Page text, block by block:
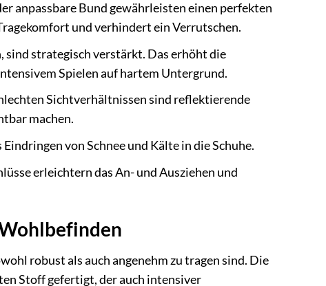
anpassbare Bund gewährleisten einen perfekten
und verhindert ein Verrutschen.
sind strategisch verstärkt. Das erhöht die
Spielen auf hartem Untergrund.
Sichtverhältnissen sind reflektierende
machen.
von Schnee und Kälte in die Schuhe.
erleichtern das An- und Ausziehen und
robust als auch angenehm zu tragen sind. Die
Stoff gefertigt, der auch intensiver